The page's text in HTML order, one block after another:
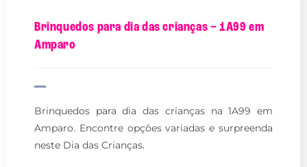
Brinquedos para dia das crianças – 1A99 em
Amparo
Brinquedos para dia das crianças na 1A99 em
Amparo. Encontre opções variadas e surpreenda
neste Dia das Crianças.